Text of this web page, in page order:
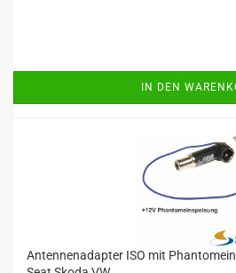
IN DEN
Antennenadapter ISO mit